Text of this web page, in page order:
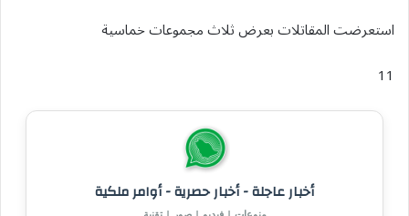
استعرضت المقاتلات بعرض ثلاث مجموعات خماسية
11
أخبار عاجلة - أخبار حصرية - أوامر ملكية